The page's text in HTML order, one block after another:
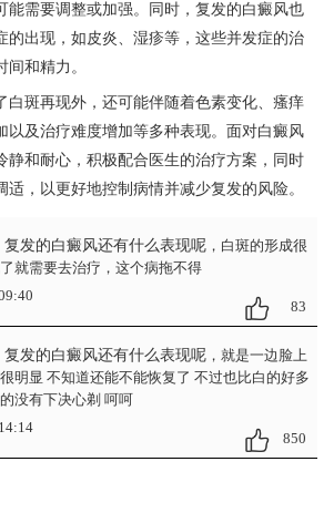
能需要调整或加强。同时，复发的白癜风也
的出现，如皮炎、湿疹等，这些并发症的治
和精力。
斑再现外，还可能伴随着色素变化、瘙痒
以及治疗难度增加等多种表现。面对白癜风
静和耐心，积极配合医生的治疗方案，同时
适，以更好地控制病情并减少复发的风险。
复发的白癜风还有什么表现呢，白斑的形成很
就需要去治疗，这个病拖不得
83
复发的白癜风还有什么表现呢，就是一边脸上
明显 不知道还能不能恢复了 不过也比白的好多
没有下决心剃 呵呵
850